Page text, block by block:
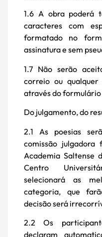
1.6 A obra poderá
caracteres com
formatado no
assinatura e sem
1.7 Não serão
correio ou
através do
Do julgamento, do
2.1 As poesias
comissão
Academia Saltense
Centro
selecionará as
categoria, que
decisão será
2.2 Os
declaram